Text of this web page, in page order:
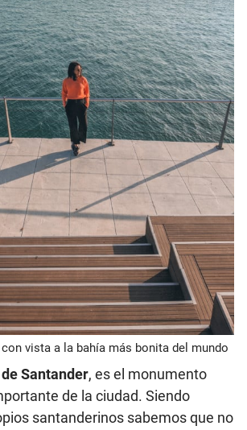
con vista a la bahía más bonita del mundo
Santander, es el monumento
de la ciudad. Siendo
santanderinos sabemos que no